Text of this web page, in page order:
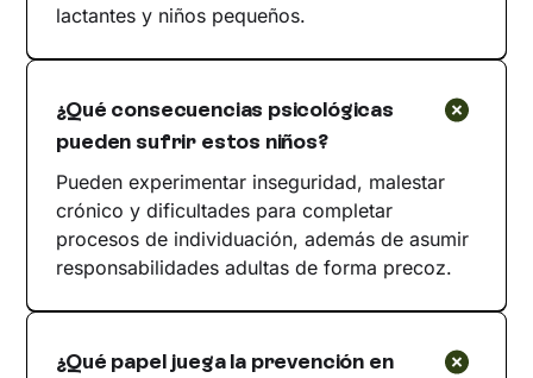
lactantes y niños pequeños.
¿Qué consecuencias psicológicas
pueden sufrir estos niños?
Pueden experimentar inseguridad, malestar
crónico y dificultades para completar
procesos de individuación, además de asumir
responsabilidades adultas de forma precoz.
¿Qué papel juega la prevención en